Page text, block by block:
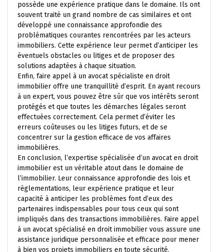
possède une expérience pratique dans le domaine. Ils ont
souvent traité un grand nombre de cas similaires et ont
développé une connaissance approfondie des
problématiques courantes rencontrées par les acteurs
immobiliers. Cette expérience leur permet d’anticiper les
éventuels obstacles ou litiges et de proposer des
solutions adaptées à chaque situation.
Enfin, faire appel à un avocat spécialiste en droit
immobilier offre une tranquillité d’esprit. En ayant recours
à un expert, vous pouvez être sûr que vos intérêts seront
protégés et que toutes les démarches légales seront
effectuées correctement. Cela permet d’éviter les
erreurs coûteuses ou les litiges futurs, et de se
concentrer sur la gestion efficace de vos affaires
immobilières.
En conclusion, l’expertise spécialisée d’un avocat en droit
immobilier est un véritable atout dans le domaine de
l’immobilier. Leur connaissance approfondie des lois et
réglementations, leur expérience pratique et leur
capacité à anticiper les problèmes font d’eux des
partenaires indispensables pour tous ceux qui sont
impliqués dans des transactions immobilières. Faire appel
à un avocat spécialisé en droit immobilier vous assure une
assistance juridique personnalisée et efficace pour mener
à bien vos projets immobiliers en toute sécurité.